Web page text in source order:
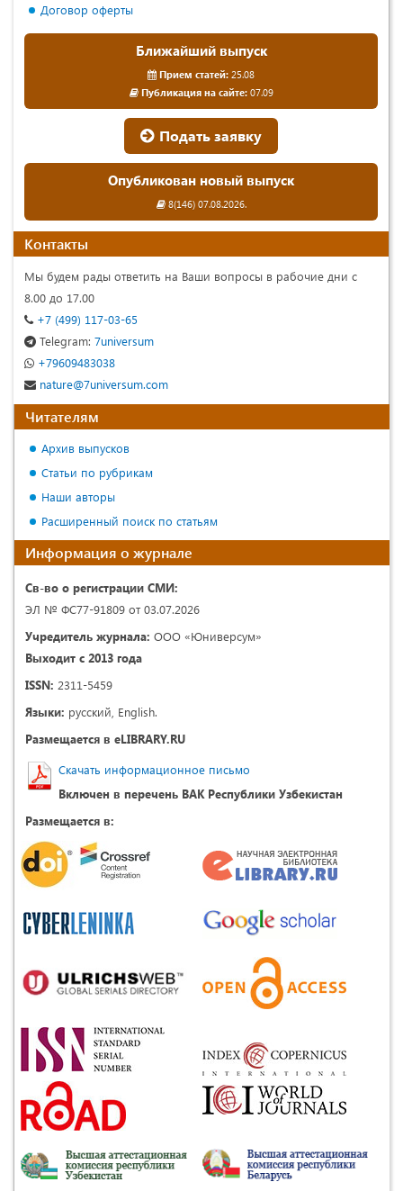
Договор оферты
Ближайший выпуск
Прием статей: 25.08
Публикация на сайте:07.09
Подать заявку
Опубликован новый выпуск
8(146) 07.08.2026.
Контакты
Мы будем рады ответить на Ваши вопросы в рабочие дни с
8.00 до 17.00
+7 (499) 117-03-65
Telegram: 7universum
+79609483038
nature@7universum.com
Читателям
Архив выпусков
Статьи по рубрикам
Наши авторы
Расширенный поиск по статьям
Информация о журнале
Св-во о регистрации СМИ:
ЭЛ № ФС77-91809 от 03.07.2026
Учредитель журнала: ООО «Юниверсум»
Выходит с 2013 года
ISSN: 2311-5459
Языки: русский, English.
Размещается в eLIBRARY.RU
Скачать информационное письмо
Включен в перечень ВАК Республики Узбекистан
Размещается в: